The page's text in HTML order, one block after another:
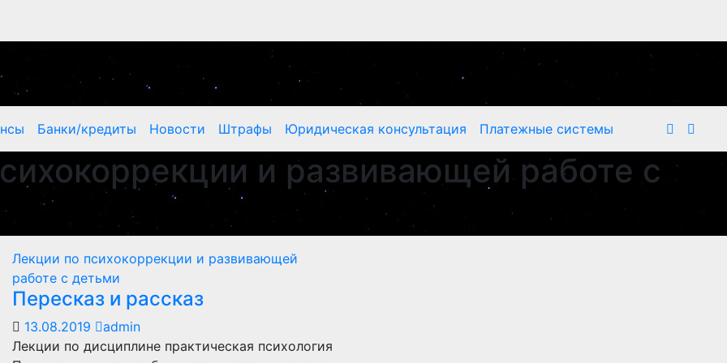
Банки/кредиты Новости Штрафы Юридическая консультация Платежные системы
и развивающей работе с
Лекции по психокоррекции и развивающей
работе с детьми
Пересказ и рассказ
13.08.2019
admin
Лекции по дисциплине практическая психология